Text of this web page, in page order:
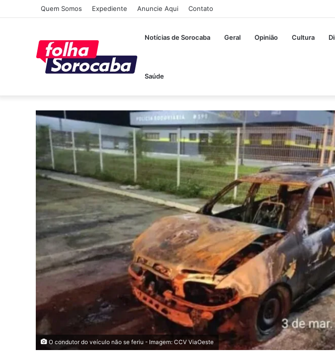
Quem Somos Expediente Anuncie Aqui Contato
Notícias de Sorocaba Geral Opinião Cultura
Saúde
O condutor do veículo não se feriu - Imagem: CCV ViaOeste